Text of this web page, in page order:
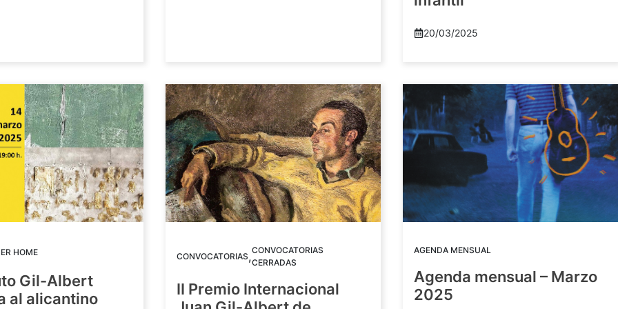
20/03/2025
HOME
Gil-Albert
al alicantino
CONVOCATORIAS,CONVOCATORIAS
CERRADAS
II Premio Internacional
AGENDA MENSUAL
Agenda mensual – Marzo
2025